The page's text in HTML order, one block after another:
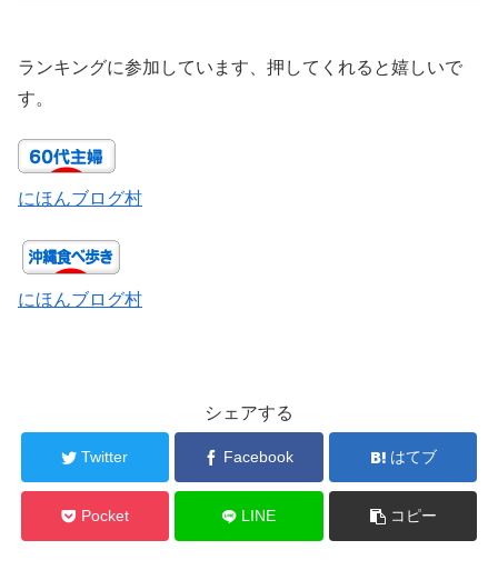
ランキングに参加しています、押してくれると嬉しいで
す。
にほんブログ村
にほんブログ村
シェアする
Twitter Facebook はてブ
Pocket LINE コピー